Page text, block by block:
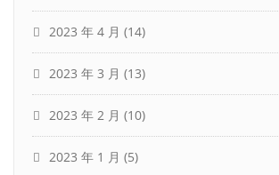
2023 年 4 月 (14)
2023 年 3 月 (13)
2023 年 2 月 (10)
2023 年 1 月 (5)